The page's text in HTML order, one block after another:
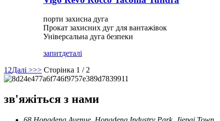
порти захисна дуга
Прокат захисних дуг для вантажівок
Універсальна дуга безпеки
запитдеталі
1 2Далі >>> Сторінка 1 / 2
зв'яжіться з нами